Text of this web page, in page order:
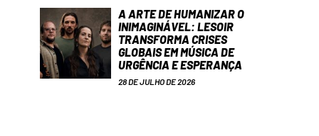
A ARTE DE HUMANIZAR O
INIMAGINÁVEL: LESOIR
TRANSFORMA CRISES
GLOBAIS EM MÚSICA DE
URGÊNCIA E ESPERANÇA
28 DE JULHO DE 2026